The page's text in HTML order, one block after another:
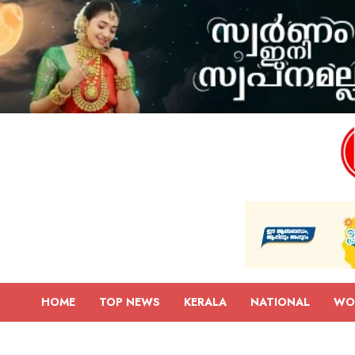
HOME TOP NEWS KERALA NATIONAL